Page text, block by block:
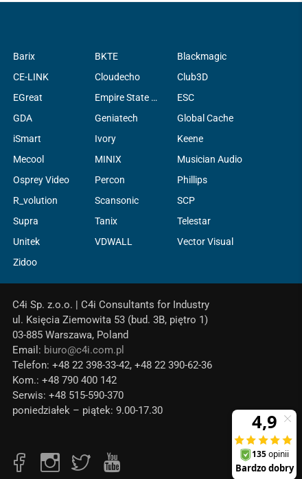
Barix BKTE
Blackmagic
CE-LINK Cloudecho
Club3D
EGreat Empire State Filter Company, INC.
ESC
GDA Geniatech
Global Cache
iSmart Ivory
Keene
Mecool MINIX
Musician Audio
Osprey Video Percon
Phillips
R_volution Scansonic
SCP
Supra Tanix
Telestar
Unitek VDWALL
Vector Visual
Zidoo
C4i Sp. z.o.o. | C4i Consultants for Industry
ul. Księcia Ziemowita 53 (bud. 3B, piętro 1)
03-885 Warszawa, Poland
Email: biuro@c4i.com.pl
Telefon: +48 22 398-33-42, +48 22 390-62-36
Kom.: +48 790 400 142
Serwis: +48 515-590-370
poniedziałek – piątek: 9.00-17.30